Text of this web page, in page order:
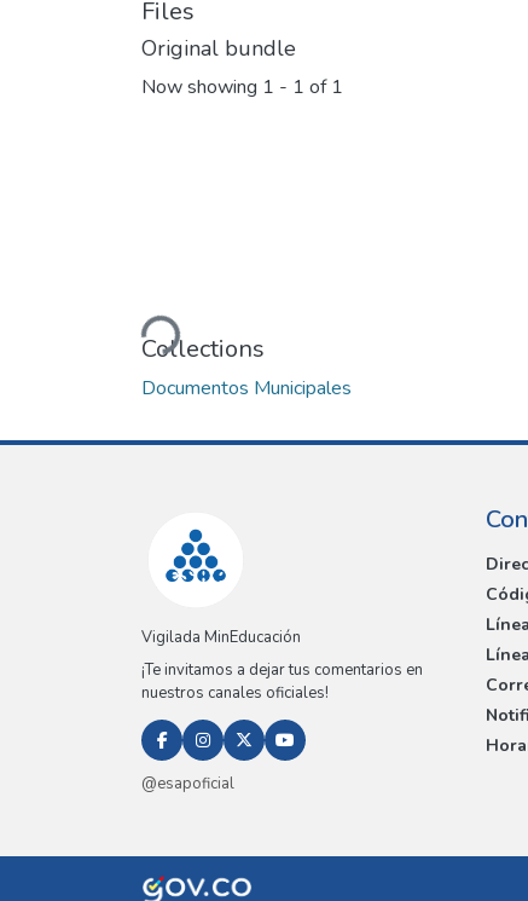
Files
Original bundle
Now showing 1 - 1 of 1
Loading...
Collections
Documentos Municipales
Vigilada MinEducación
¡Te invitamos a dejar tus comentarios en
nuestros canales oficiales!
@esapoficial